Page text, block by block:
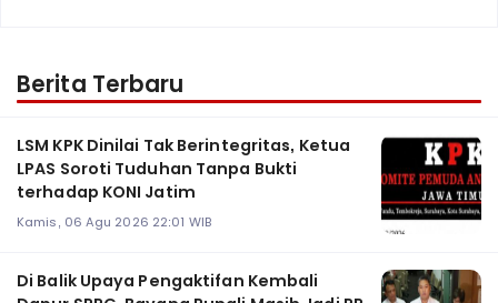
Berita Terbaru
LSM KPK Dinilai Tak Berintegritas, Ketua
LPAS Soroti Tuduhan Tanpa Bukti
terhadap KONI Jatim
Kamis, 06 Agu 2026 22:01 WIB
Di Balik Upaya Pengaktifan Kembali